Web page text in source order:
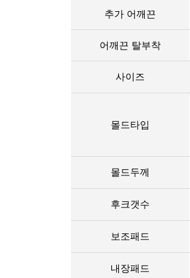
추가 어깨끈
어깨끈 탈부착
사이즈
몰드타입
몰드두께
후크갯수
보조패드
내장패드